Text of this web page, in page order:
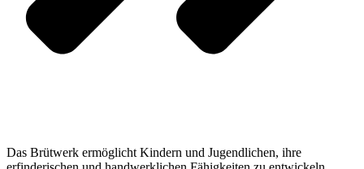
Das Brütwerk ermöglicht Kindern und Jugendlichen, ihre